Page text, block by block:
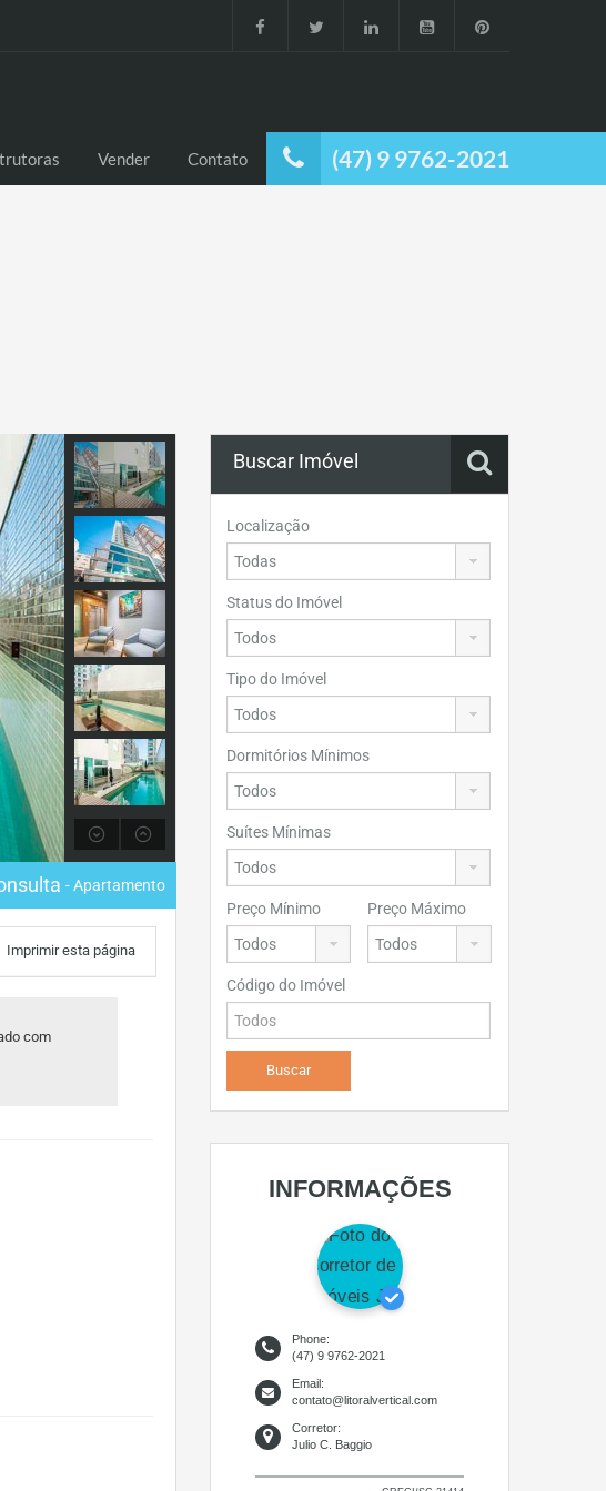
(47) 9 9762-2021
Vender Contato
- Apartamento
Imprimir esta página
com
Buscar Imóvel
Localização
Status do Imóvel
Tipo do Imóvel
Dormitórios Mínimos
Suítes Mínimas
Preço Mínimo Preço Máximo
Código do Imóvel
INFORMAÇÕES
Phone:
(47) 9 9762-2021
Email:
contato@litoralvertical.com
Corretor:
Julio C. Baggio